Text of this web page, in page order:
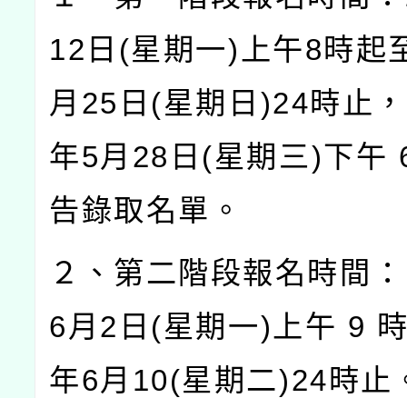
12 日 (星期一) 上午8時起
月 25 日 (星期日 )24時止
年5月 28 日 (星期三)下午
告錄取名單。
２、第二階段報名時間
6月 2 日 (星期一) 上午 9
年6月 10(星期二)24時止